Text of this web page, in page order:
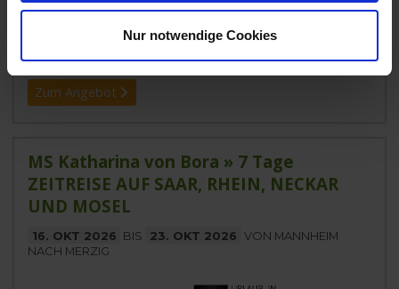
Nur notwendige Cookies
1.249,-
Zum Angebot
MS Katharina von Bora » 7 Tage
ZEITREISE AUF SAAR, RHEIN, NECKAR
UND MOSEL
16. OKT 2026 BIS 23. OKT 2026 VON MANNHEIM
NACH MERZIG